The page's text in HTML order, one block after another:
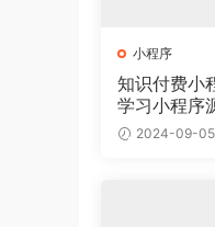
小程序
知识付费小
学习小程序
2024-09-05